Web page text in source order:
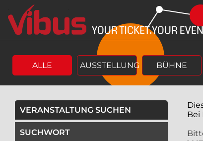
Springe
zum
Hauptinhalt
zum
Menü
ALLE AUSSTELLUNG BÜHNE
VERANSTALTUNG SUCHEN
Bei